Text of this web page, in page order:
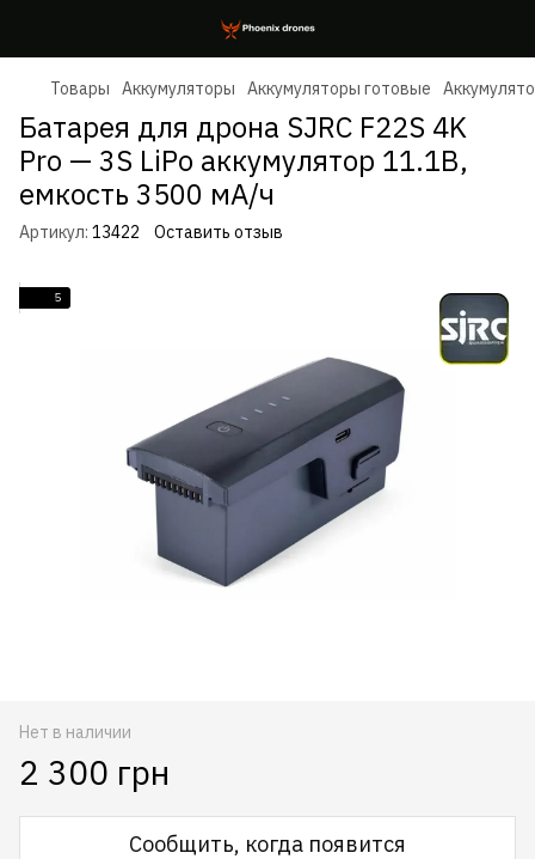
Товары Аккумуляторы Аккумуляторы готовые
Батарея для дрона SJRC F22S 4K
Pro — 3S LiPo аккумулятор 11.1В,
емкость 3500 мА/ч
Артикул: 13422 Оставить отзыв
5
Нет в наличии
2 300 грн
Сообщить, когда появится